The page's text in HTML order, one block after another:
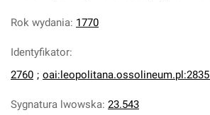
Rok wydania: 1770
Identyfikator:
2760 ; oai:leopolitana.ossolineum.pl:2835
Sygnatura lwowska: 23.543